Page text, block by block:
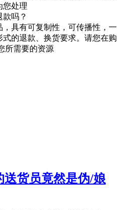
您处理
吗？
具有可复制性，可传播性，一
式的退款、换货要求。请您在购
所需要的资源
货员竟然是伪/娘